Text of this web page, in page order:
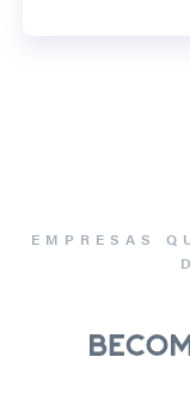
EMPRESAS